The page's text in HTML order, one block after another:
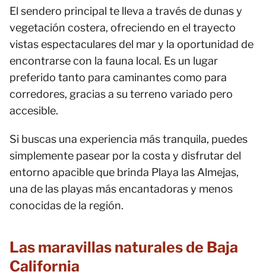
El sendero principal te lleva a través de dunas y
vegetación costera, ofreciendo en el trayecto
vistas espectaculares del mar y la oportunidad de
encontrarse con la fauna local. Es un lugar
preferido tanto para caminantes como para
corredores, gracias a su terreno variado pero
accesible.
Si buscas una experiencia más tranquila, puedes
simplemente pasear por la costa y disfrutar del
entorno apacible que brinda Playa las Almejas,
una de las playas más encantadoras y menos
conocidas de la región.
Las maravillas naturales de Baja
California